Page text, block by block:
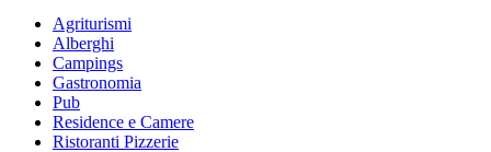
Agriturismi
Alberghi
Campings
Gastronomia
Pub
Residence e Camere
Ristoranti Pizzerie